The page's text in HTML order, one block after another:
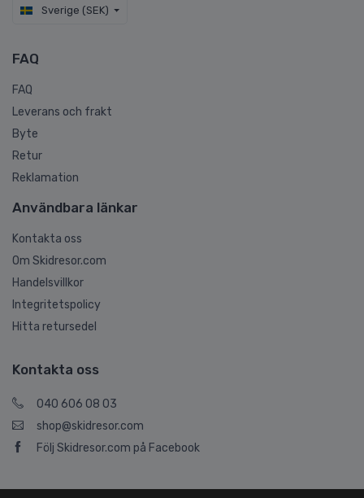
Sverige (SEK)
FAQ
FAQ
Leverans och frakt
Byte
Retur
Reklamation
Användbara länkar
Kontakta oss
Om Skidresor.com
Handelsvillkor
Integritetspolicy
Hitta retursedel
Kontakta oss
040 606 08 03
shop@skidresor.com
Följ Skidresor.com på Facebook